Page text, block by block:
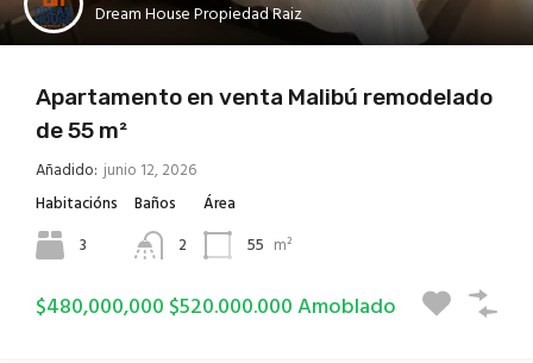
Dream House Propiedad Raiz
Apartamento en venta Malibú remodelado
de 55 m²
Añadido: junio 12, 2026
Habitacións
3
Baños
2
Área
55 m²
$480,000,000 $520.000.000 Amoblado